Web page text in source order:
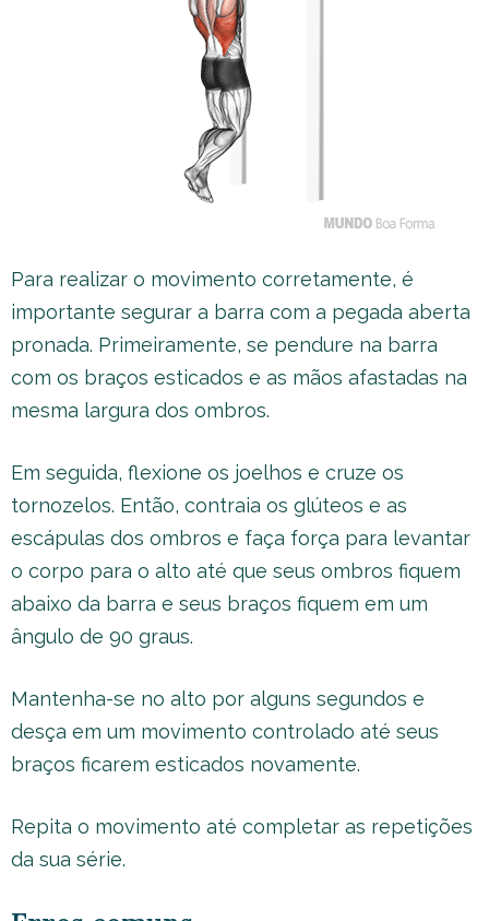
Para realizar o movimento corretamente, é
importante segurar a barra com a pegada aberta
pronada. Primeiramente, se pendure na barra
com os braços esticados e as mãos afastadas na
mesma largura dos ombros.
Em seguida, flexione os joelhos e cruze os
tornozelos. Então, contraia os glúteos e as
escápulas dos ombros e faça força para levantar
o corpo para o alto até que seus ombros fiquem
abaixo da barra e seus braços fiquem em um
ângulo de 90 graus.
Mantenha-se no alto por alguns segundos e
desça em um movimento controlado até seus
braços ficarem esticados novamente.
Repita o movimento até completar as repetições
da sua série.